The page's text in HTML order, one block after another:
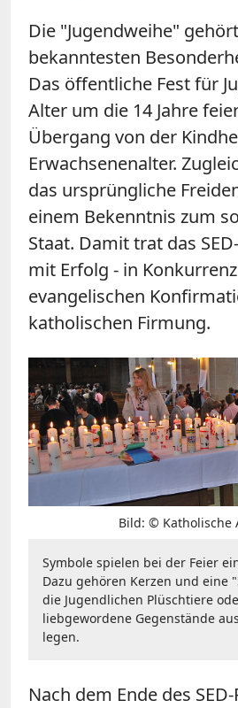
Die "Jugendweihe"
bekanntesten
Das öffentliche Fest für
Alter um die 14 Jahre
Übergang von der
Erwachsenenalter.
das ursprüngliche
einem Bekenntnis zum
Staat. Damit trat das
mit Erfolg - in
evangelischen
katholischen Firmung.
Bild: © Katholische
Symbole spielen bei der Feier
Dazu gehören Kerzen und eine
die Jugendlichen Plüschtiere
liebgewordene Gegenstände
legen.
Nach dem Ende des